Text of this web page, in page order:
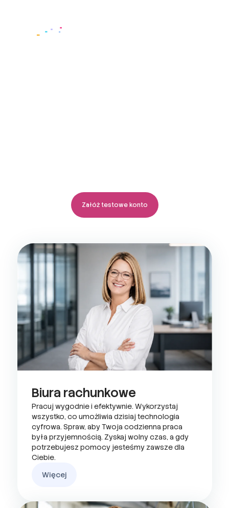
Załóż testowe konto
Biura rachunkowe
Pracuj wygodnie i efektywnie. Wykorzystaj
wszystko, co umożliwia dzisiaj technologia
cyfrowa. Spraw, aby Twoja codzienna praca
była przyjemnością. Zyskaj wolny czas, a gdy
potrzebujesz pomocy jesteśmy zawsze dla
Ciebie.
Więcej